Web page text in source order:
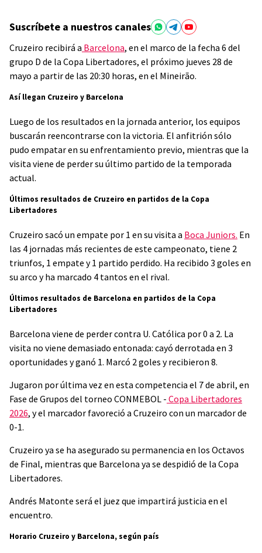
Suscríbete a nuestros canales
Cruzeiro recibirá a Barcelona, en el marco de la fecha 6 del
grupo D de la Copa Libertadores, el próximo jueves 28 de
mayo a partir de las 20:30 horas, en el Mineirão.
Así llegan Cruzeiro y Barcelona
Luego de los resultados en la jornada anterior, los equipos
buscarán reencontrarse con la victoria. El anfitrión sólo
pudo empatar en su enfrentamiento previo, mientras que la
visita viene de perder su último partido de la temporada
actual.
Últimos resultados de Cruzeiro en partidos de la Copa
Libertadores
Cruzeiro sacó un empate por 1 en su visita a Boca Juniors. En
las 4 jornadas más recientes de este campeonato, tiene 2
triunfos, 1 empate y 1 partido perdido. Ha recibido 3 goles en
su arco y ha marcado 4 tantos en el rival.
Últimos resultados de Barcelona en partidos de la Copa
Libertadores
Barcelona viene de perder contra U. Católica por 0 a 2. La
visita no viene demasiado entonada: cayó derrotada en 3
oportunidades y ganó 1. Marcó 2 goles y recibieron 8.
Jugaron por última vez en esta competencia el 7 de abril, en
Fase de Grupos del torneo CONMEBOL - Copa Libertadores
2026, y el marcador favoreció a Cruzeiro con un marcador de
0-1.
Cruzeiro ya se ha asegurado su permanencia en los Octavos
de Final, mientras que Barcelona ya se despidió de la Copa
Libertadores.
Andrés Matonte será el juez que impartirá justicia en el
encuentro.
Horario Cruzeiro y Barcelona, según país